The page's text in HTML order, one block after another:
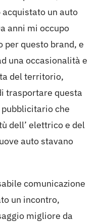
un auto
anni mi occupo
per questo brand, e
una occasionalità e
del territorio,
trasportare questa
che
dell’ elettrico e del
auto stavano
comunicazione
un incontro,
migliore da